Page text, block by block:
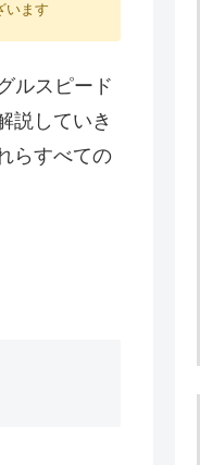
います
ルスピード
説していき
らすべての